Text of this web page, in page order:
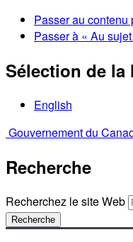
Passer au contenu
Passer à « Au
Sélection de la
English
Gouvernement du
Recherche
Recherchez le site Web
Recherche